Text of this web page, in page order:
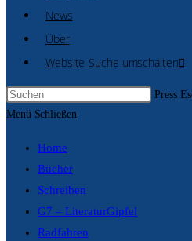
News
Über
Website-Suche umschalten
Press
Menü Schließen
Home
Bücher
Schreiben
G7 – LiteraturGipfel
Radfahren